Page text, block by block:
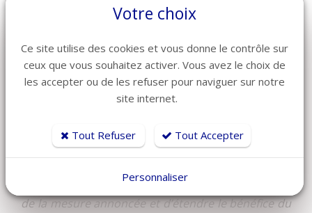
Ensuite pour des raisons sociales. Prendre le
d’entreprises c’est prendre le risque de détruire
des milliers d’emplois car plus de la moitié des
salariés du secteur des hôtels, cafés restaurants
travaillent dans des entreprises de plus de 10
la République et au gouvernement d’aller au bout
de la mesure annoncée et d’étendre le bénéfice du
Votre choix
Ce site utilise des cookies et vous donne le contrôle sur
ceux que vous souhaitez activer. Vous avez le choix de
les accepter ou de les refuser pour naviguer sur notre
site internet.
Tout Refuser Tout Accepter
Personnaliser